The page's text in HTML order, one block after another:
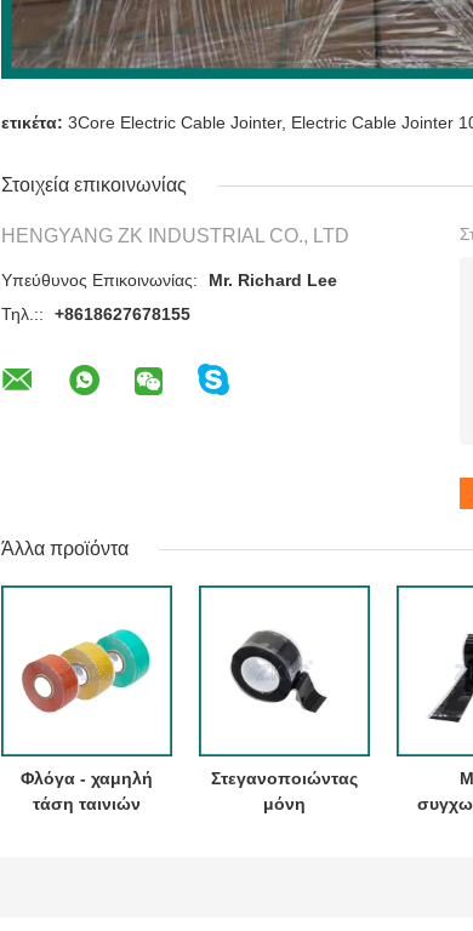
ετικέτα: 3Core Electric Cable Jointer, Electric Cable Jointer
Στοιχεία επικοινωνίας
HENGYANG ZK INDUSTRIAL CO., LTD
Υπεύθυνος Επικοινωνίας:
Mr. Richard Lee
Τηλ.::
+8618627678155
Άλλα προϊόντα
Φλόγα - χαμηλή
τάση ταινιών
Στεγανοποιώντας
μόνη